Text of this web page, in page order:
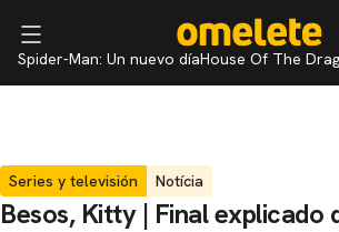
Spider-Man: Un nuevo díaHouse Of The
Series y televisión Notícia
Besos, Kitty | Final explicado